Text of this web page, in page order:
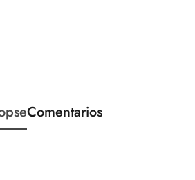
Comentarios